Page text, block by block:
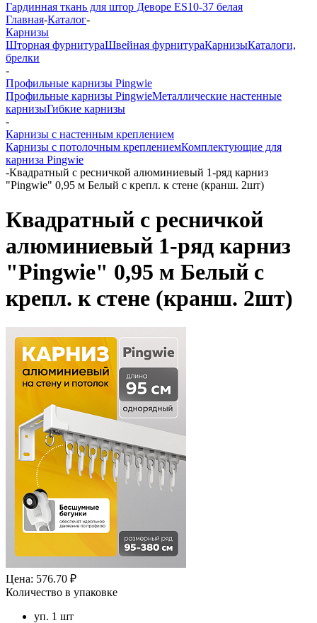
Гардинная ткань для штор Деворе ES10-37 белая
Главная-Каталог-
Карнизы
Шторная фурнитураШвейная фурнитураКарнизыКаталоги,
брелки
-
Профильные карнизы Pingwie
Профильные карнизы PingwieМеталлические настенные
карнизыГибкие карнизы
-
Карнизы с настенным креплением
Карнизы с потолочным креплениемКомплектующие для
карниза Pingwie
-Квадратный с ресничкой алюминиевый 1-ряд карниз
"Pingwie" 0,95 м Белый с крепл. к стене (кранш. 2шт)
Квадратный с ресничкой
алюминиевый 1-ряд карниз
"Pingwie" 0,95 м Белый с
крепл. к стене (кранш. 2шт)
Цена: 576.70 ₽
Количество в упаковке
уп. 1 шт